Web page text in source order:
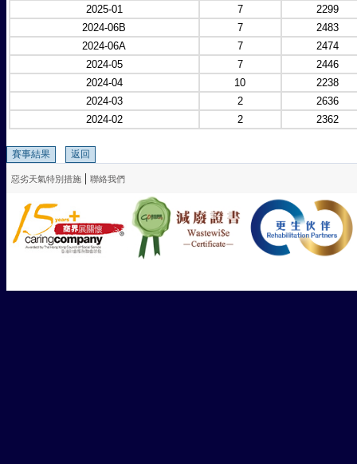
2025-01
7
2299
2024-06B
7
2483
2024-06A
7
2474
2024-05
7
2446
2024-04
10
2238
2024-03
2
2636
2024-02
2 2362